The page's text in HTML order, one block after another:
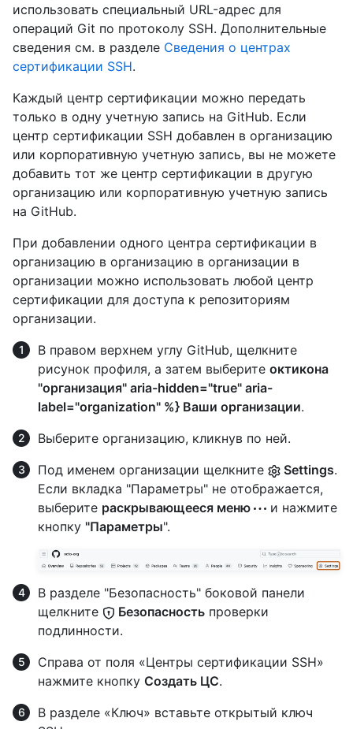
использовать специальный URL-адрес для
операций Git по протоколу SSH. Дополнительные
сведения см. в разделе Сведения о центрах
сертификации SSH.
Каждый центр сертификации можно передать
только в одну учетную запись на GitHub. Если
центр сертификации SSH добавлен в организацию
или корпоративную учетную запись, вы не можете
добавить тот же центр сертификации в другую
организацию или корпоративную учетную запись
на GitHub.
При добавлении одного центра сертификации в
организацию в организацию в организации в
организации можно использовать любой центр
сертификации для доступа к репозиториям
организации.
В правом верхнем углу GitHub, щелкните
рисунок профиля, а затем выберите октикона
"организация" aria-hidden="true" aria-
label="organization" %} Ваши организации.
Выберите организацию, кликнув по ней.
Под именем организации щелкните
Settings.
Если вкладка "Параметры" не отображается,
выберите раскрывающееся меню
и нажмите
кнопку "Параметры".
В разделе "Безопасность" боковой панели
щелкните
Безопасность проверки
подлинности.
Справа от поля «Центры сертификации SSH»
нажмите кнопку Создать ЦС.
В разделе «Ключ» вставьте открытый ключ